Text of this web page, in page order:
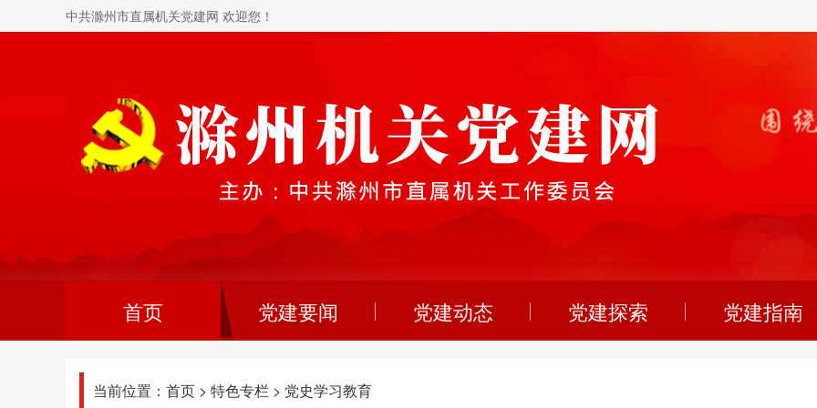
中共滁州市直属机关党建网 欢迎您！
首页 党建要闻 党建动态 党建探索 党建指南
当前位置： 首页 > 特色专栏 > 党史学习教育